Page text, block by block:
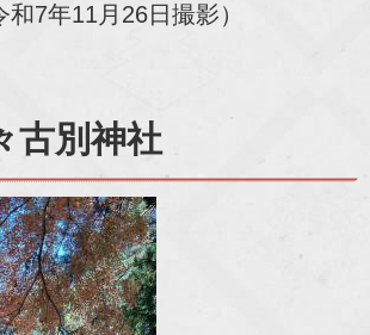
和7年11月26日撮影）
古別神社